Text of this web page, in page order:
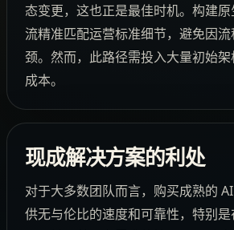
态变更，这也正是最佳时机。构建
流精准匹配运营标准细节，避免因
颈。然而，此路径需投入大量初始
成本。
现成解决方案的利处
对于大多数团队而言，购买成熟的
供无与伦比的速度和可靠性，特别